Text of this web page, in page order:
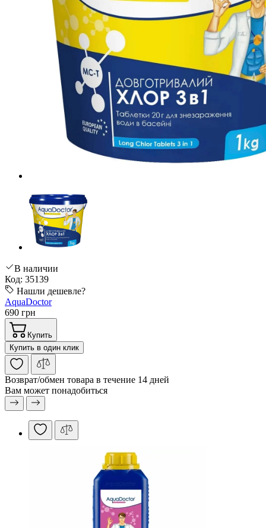
В наличии
Код: 35139
Нашли дешевле?
AquaDoctor
690 грн
Купить
Купить в один клик
Возврат/обмен товара в течение 14 дней
Вам может понадобиться